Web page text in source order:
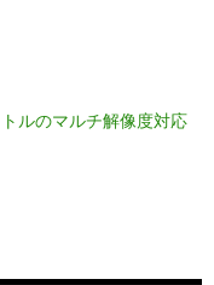
ルのマルチ解像度対応